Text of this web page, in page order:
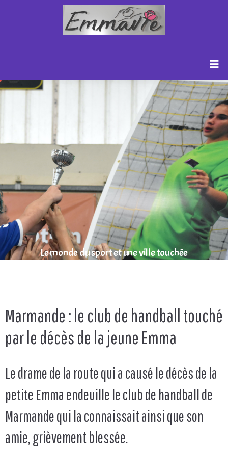
Le monde du sport et une ville touchée
Marmande : le club de handball touché
par le décès de la jeune Emma
Le drame de la route qui a causé le décès de la
petite Emma endeuille le club de handball de
Marmande qui la connaissait ainsi que son
amie, grièvement blessée.